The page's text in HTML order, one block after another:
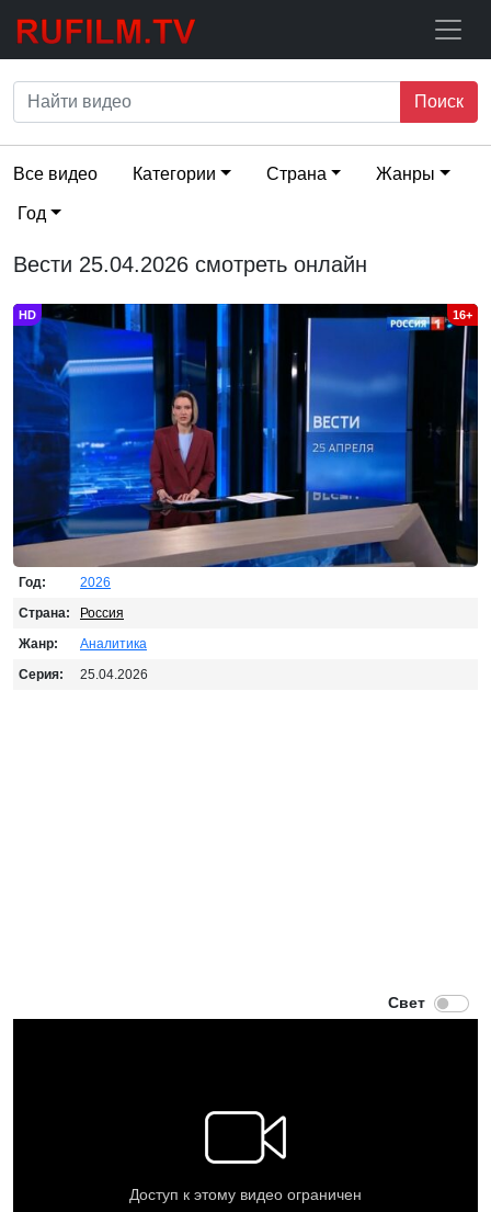
Поиск
Все видео Категории Страна Жанры
Год
Вести 25.04.2026 смотреть онлайн
HD 16+
Год:
2026
Страна:
Россия
Жанр:
Аналитика
Серия:
25.04.2026